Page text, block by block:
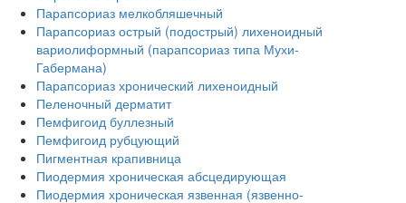
Парапсориаз мелкобляшечный
Парапсориаз острый (подострый) лихеноидный
вариолиформный (парапсориаз типа Мухи-
Габермана)
Парапсориаз хронический лихеноидный
Пеленочный дерматит
Пемфигоид буллезный
Пемфигоид рубцующий
Пигментная крапивница
Пиодермия хроническая абсцедирующая
Пиодермия хроническая язвенная (язвенно-